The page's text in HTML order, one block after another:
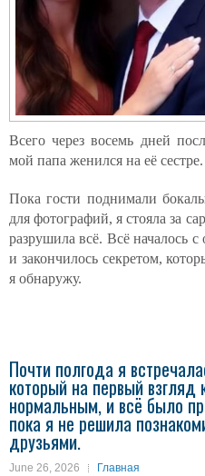
Всего через восемь дней
мой папа женился на её сестре.
Пока гости поднимали
для фотографий, я стояла за
разрушила всё. Всё началось
и закончилось секретом,
я обнаружу.
Почти полгода я
который на первый взгляд
нормальным, и всё было
пока я не решила
друзьями.
June 26, 2026 Главная